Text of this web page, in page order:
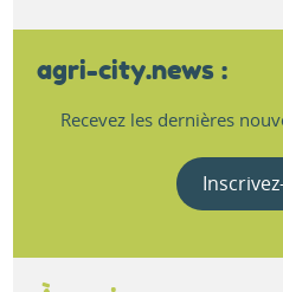
agri-city.news :
Recevez les dernières